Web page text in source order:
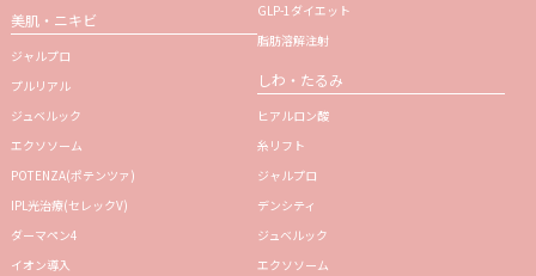
美肌・ニキビ
ジャルプロ
プルリアル
ジュベルック
エクソソーム
POTENZA(ポテンツァ)
IPL光治療(セレックV)
ダーマペン4
イオン導入
GLP-1ダイエット
脂肪溶解注射
しわ・たるみ
ヒアルロン酸
糸リフト
ジャルプロ
デンシティ
ジュベルック
エクソソーム